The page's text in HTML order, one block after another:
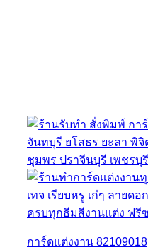
การ์ดแต่งงาน 82109018